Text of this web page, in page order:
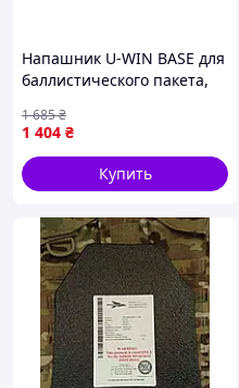
Напашник U-WIN BASE для
баллистического пакета,
1 404 ₴
1 685₴
Купить